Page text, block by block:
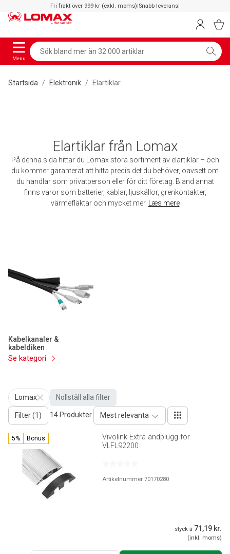
Fri frakt över 999 kr (exkl. moms)|Snabb leverans|
Menu
Startsida Elektronik Elartiklar
Elartiklar från Lomax
På denna sida hittar du Lomax stora sortiment av elartiklar – och
du kommer garanterat att hitta precis det du behöver, oavsett om
du handlar som privatperson eller för ditt företag. Bland annat
finns varor som batterier, kablar, ljuskällor, grenkontakter,
värmefläktar och mycket mer.
Læs mere
Kabelkanaler &
kabeldiken
Se kategori
Lomax Nollställ alla filter
Filter (1) 14 Produkter Mest relevanta
5% Bonus
Vivolink Extra ändplugg för
VLFL92200
Artikelnummer 70170280
styck á 71,19 kr.
(inkl. moms)